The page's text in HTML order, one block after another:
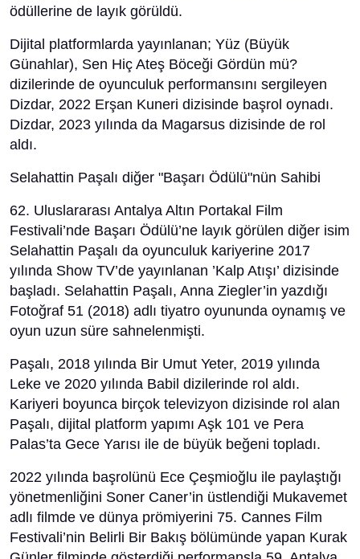
ödüllerine de layık görüldü.
Dijital platformlarda yayınlanan; Yüz (Büyük
Günahlar), Sen Hiç Ateş Böceği Gördün mü?
dizilerinde de oyunculuk performansını sergileyen
Dizdar, 2022 Erşan Kuneri dizisinde başrol oynadı.
Dizdar, 2023 yılında da Magarsus dizisinde de rol
aldı.
Selahattin Paşalı diğer "Başarı Ödülü"nün Sahibi
62. Uluslararası Antalya Altın Portakal Film
Festivali’nde Başarı Ödülü’ne layık görülen diğer isim
Selahattin Paşalı da oyunculuk kariyerine 2017
yılında Show TV’de yayınlanan ’Kalp Atışı’ dizisinde
başladı. Selahattin Paşalı, Anna Ziegler’in yazdığı
Fotoğraf 51 (2018) adlı tiyatro oyununda oynamış ve
oyun uzun süre sahnelenmişti.
Paşalı, 2018 yılında Bir Umut Yeter, 2019 yılında
Leke ve 2020 yılında Babil dizilerinde rol aldı.
Kariyeri boyunca birçok televizyon dizisinde rol alan
Paşalı, dijital platform yapımı Aşk 101 ve Pera
Palas’ta Gece Yarısı ile de büyük beğeni topladı.
2022 yılında başrolünü Ece Çeşmioğlu ile paylaştığı
yönetmenliğini Soner Caner’in üstlendiği Mukavemet
adlı filmde ve dünya prömiyerini 75. Cannes Film
Festivali’nin Belirli Bir Bakış bölümünde yapan Kurak